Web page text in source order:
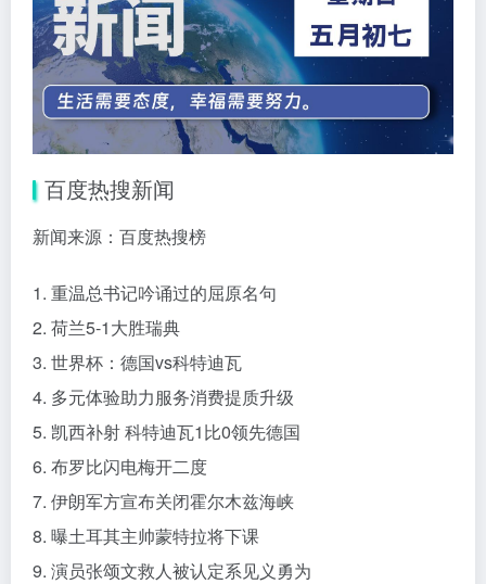
百度热搜新闻
新闻来源：百度热搜榜
1. 重温总书记吟诵过的屈原名句
2. 荷兰5-1大胜瑞典
3. 世界杯：德国vs科特迪瓦
4. 多元体验助力服务消费提质升级
5. 凯西补射 科特迪瓦1比0领先德国
6. 布罗比闪电梅开二度
7. 伊朗军方宣布关闭霍尔木兹海峡
8. 曝土耳其主帅蒙特拉将下课
9. 演员张颂文救人被认定系见义勇为